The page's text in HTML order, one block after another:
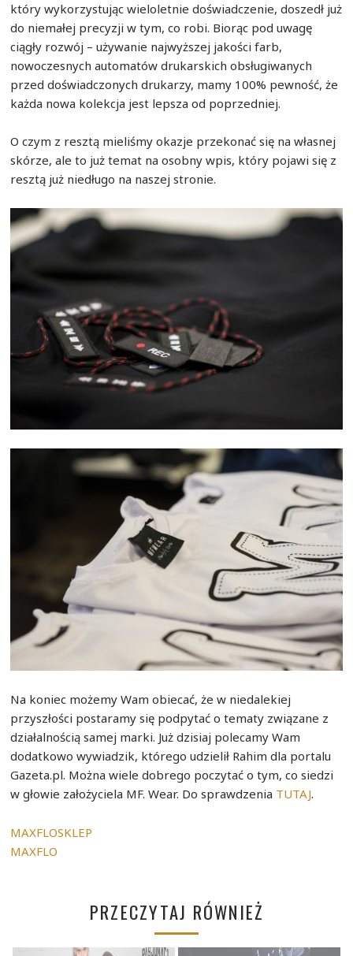
który wykorzystując wieloletnie doświadczenie, doszedł już
do niemałej precyzji w tym, co robi. Biorąc pod uwagę
ciągły rozwój – używanie najwyższej jakości farb,
nowoczesnych automatów drukarskich obsługiwanych
przed doświadczonych drukarzy, mamy 100% pewność, że
każda nowa kolekcja jest lepsza od poprzedniej.
O czym z resztą mieliśmy okazje przekonać się na własnej
skórze, ale to już temat na osobny wpis, który pojawi się z
resztą już niedługo na naszej stronie.
Na koniec możemy Wam obiecać, że w niedalekiej
przyszłości postaramy się podpytać o tematy związane z
działalnością samej marki. Już dzisiaj polecamy Wam
dodatkowo wywiadzik, którego udzielił Rahim dla portalu
Gazeta.pl. Można wiele dobrego poczytać o tym, co siedzi
w głowie założyciela MF. Wear. Do sprawdzenia TUTAJ.
MAXFLOSKLEP
MAXFLO
PRZECZYTAJ RÓWNIEŻ